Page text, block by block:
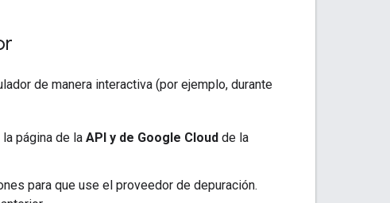
de manera interactiva (por ejemplo, durante
la página de la API y de Google Cloud de la
para que use el proveedor de depuración.